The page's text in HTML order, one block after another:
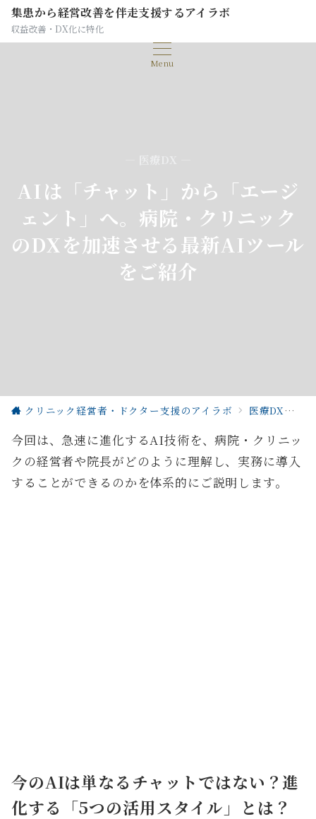
集患から経営改善を伴走支援するアイラボ
収益改善・DX化に特化
Menu
AIは「チャット」から「エージ
ェント」へ。病院・クリニック
のDXを加速させる最新AIツール
をご紹介
クリニック経営者・ドクター支援のアイラボ 医療DX
今回は、急速に進化するAI技術を、病院・クリニッ
クの経営者や院長がどのように理解し、実務に導入
することができるのかを体系的にご説明します。
今のAIは単なるチャットではない？進
化する「5つの活用スタイル」とは？